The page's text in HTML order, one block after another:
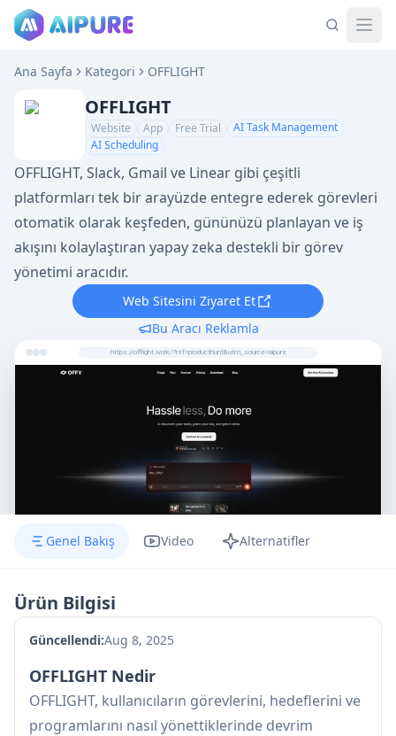
Ana Sayfa Kategori OFFLIGHT
OFFLIGHT
Website App Free Trial
AI Task Management
AI Scheduling
OFFLIGHT, Slack, Gmail ve Linear gibi çeşitli
platformları tek bir arayüzde entegre ederek görevleri
otomatik olarak keşfeden, gününüzü planlayan ve iş
akışını kolaylaştıran yapay zeka destekli bir görev
yönetimi aracıdır.
Web Sitesini Ziyaret Et
Bu Aracı Reklamla
https://offlight.work/?ref=producthunt&utm_source=aipure
Genel Bakış Video Alternatifler
Ürün Bilgisi
Güncellendi:Aug 8, 2025
OFFLIGHT Nedir
OFFLIGHT, kullanıcıların görevlerini, hedeflerini ve
programlarını nasıl yönettiklerinde devrim